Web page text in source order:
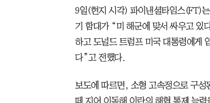
9일(현지 시각) 파이낸셜타임스(FT)
기 함대가 “미 해군에 맞서 싸우고 있
하고 도널드 트럼프 미국 대통령에게
다”고 전했다.
보도에 따르면, 소형 고속정으로 구